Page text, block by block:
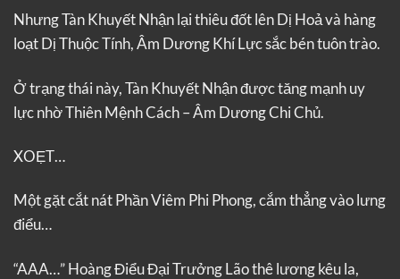
Nhưng Tàn Khuyết Nhận lại thiêu đốt lên Dị Hoả và hàng
loạt Dị Thuộc Tính, Âm Dương Khí Lực sắc bén tuôn trào.
Ở trạng thái này, Tàn Khuyết Nhận được tăng mạnh uy
lực nhờ Thiên Mệnh Cách – Âm Dương Chi Chủ.
XOẸT…
Một gặt cắt nát Phần Viêm Phi Phong, cắm thẳng vào lưng
điểu…
“AAA…” Hoàng Điểu Đại Trưởng Lão thê lương kêu la,